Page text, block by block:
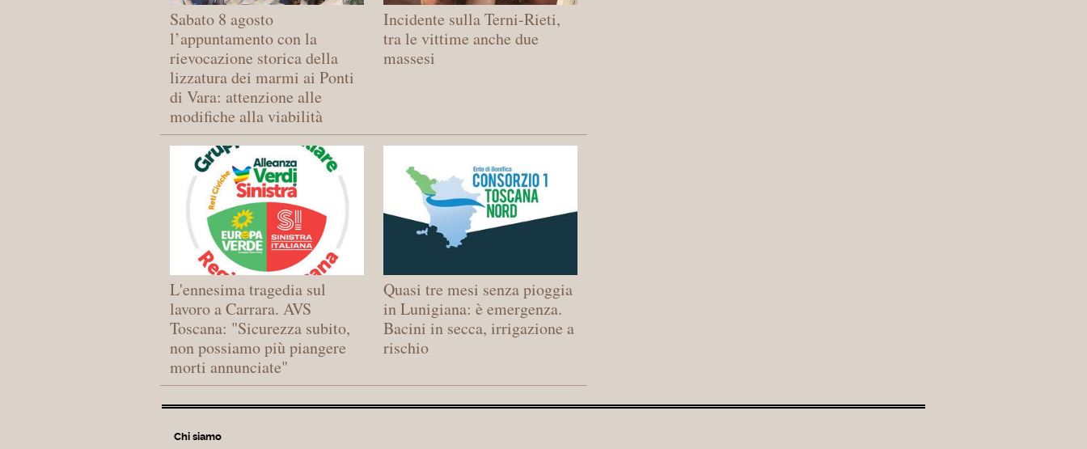
Sabato 8 agosto
l’appuntamento con la
rievocazione storica della
lizzatura dei marmi ai Ponti
di Vara: attenzione alle
modifiche alla viabilità
Incidente sulla Terni-Rieti,
tra le vittime anche due
massesi
L'ennesima tragedia sul
lavoro a Carrara. AVS
Toscana: "Sicurezza subito,
non possiamo più piangere
morti annunciate"
Quasi tre mesi senza pioggia
in Lunigiana: è emergenza.
Bacini in secca, irrigazione a
rischio
Chi siamo